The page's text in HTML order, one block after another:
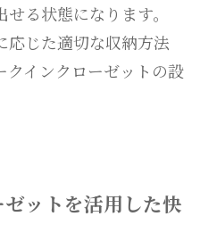
る状態になります。
応じた適切な収納方法
クインクローゼットの設
ットを活用した快